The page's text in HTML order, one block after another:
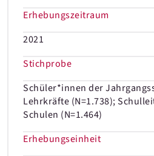
Erhebungszeitraum
2021
Stichprobe
Schüler*innen der
Lehrkräfte (N=1.738);
Schulen (N=1.464)
Erhebungseinheit